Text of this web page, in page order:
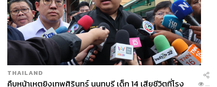
171
ABOUT THE AUTHOR
THAILAND
คืบหน้าเหตุยิงเทพศิรินทร์ นนทบุรี เด็ก 14 เสียชีวิตที่โรง
...